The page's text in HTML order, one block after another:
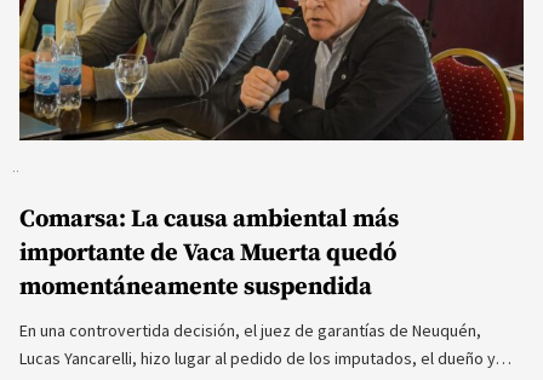
Comarsa: La causa ambiental más
importante de Vaca Muerta quedó
momentáneamente suspendida
En una controvertida decisión, el juez de garantías de Neuquén,
Lucas Yancarelli, hizo lugar al pedido de los imputados, el dueño y…